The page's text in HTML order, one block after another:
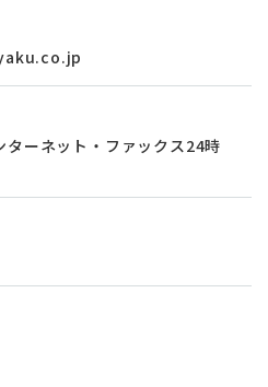
ーネット・ファックス24時